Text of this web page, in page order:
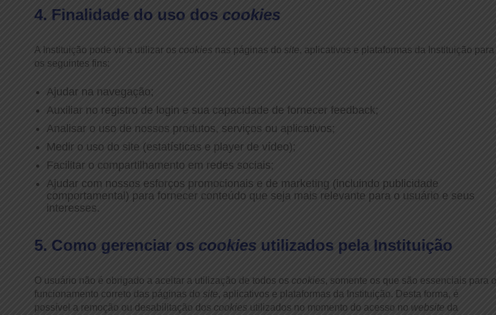
4. Finalidade do uso dos cookies
A Instituição pode vir a utilizar os cookies nas páginas do site, aplicativos e plataformas da Instituição para
os seguintes fins:
Ajudar na navegação;
Auxiliar no registro de login e sua capacidade de fornecer feedback;
Analisar o uso de nossos produtos, serviços ou aplicativos;
Medir o uso do site (estatísticas e player de vídeo);
Facilitar o compartilhamento em redes sociais;
Ajudar com nossos esforços promocionais e de marketing (incluindo publicidade
comportamental) para fornecer conteúdo que seja mais relevante para o usuário e seus
interesses.
5. Como gerenciar os cookies utilizados pela Instituição
O usuário não é obrigado a aceitar a utilização de todos os cookies, somente os que são essenciais para o
funcionamento correto das páginas do site, aplicativos e plataformas da Instituição. Desta forma, é
possível a remoção ou desabilitação dos cookies utilizados no momento do acesso no website da